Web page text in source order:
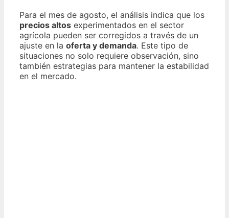
Para el mes de agosto, el análisis indica que los
precios altos experimentados en el sector
agrícola pueden ser corregidos a través de un
ajuste en la oferta y demanda. Este tipo de
situaciones no solo requiere observación, sino
también estrategias para mantener la estabilidad
en el mercado.